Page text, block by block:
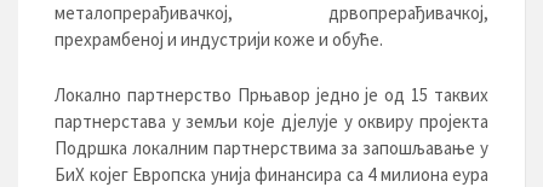
металопрерађивачкој, дрвопрерађивачкој,
прехрамбеној и индустрији коже и обуће.
Локално партнерство Прњавор једно је од 15 таквих
партнерстава у земљи које дјелује у оквиру пројекта
Подршка локалним партнерствима за запошљавање у
БиХ којег Европска унија финансира са 4 милиона еура